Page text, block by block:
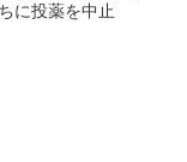
に投薬を中止